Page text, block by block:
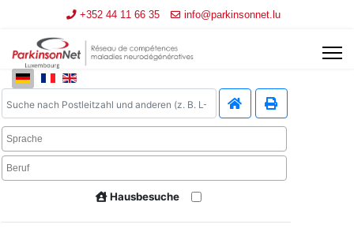
+352 44 11 66 35 info@parkinsonnet.lu